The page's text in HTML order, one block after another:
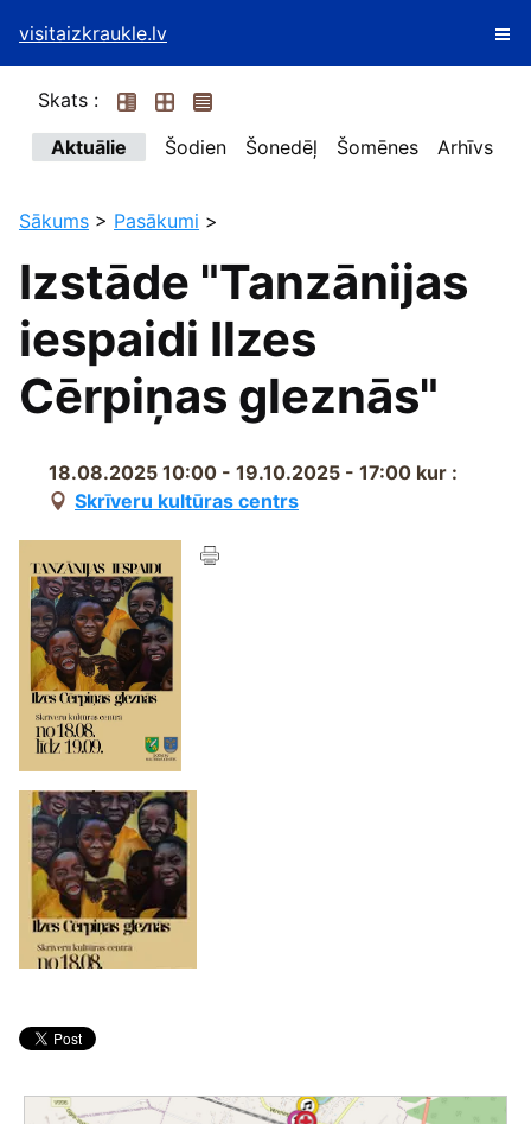
visitaizkraukle.lv
Skats :
Aktuālie
Šodien Šonedēļ Šomēnes Arhīvs
Sākums > Pasākumi >
Izstāde "Tanzānijas
iespaidi Ilzes
Cērpiņas gleznās"
18.08.2025 10:00 - 19.10.2025 - 17:00 kur :
Skrīveru kultūras centrs